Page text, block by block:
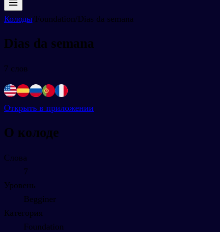
Колоды/Foundation/Dias da semana
Dias da semana
7 слов
Открыть в приложении
О колоде
Слова
7
Уровень
Begginer
Категория
Foundation